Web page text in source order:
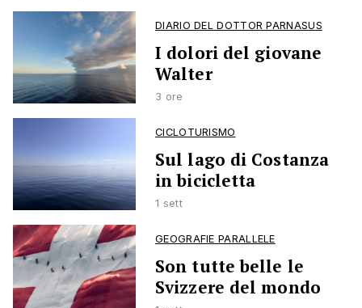
DIARIO DEL DOTTOR PARNASUS
I dolori del giovane
Walter
3 ore
CICLOTURISMO
Sul lago di Costanza
in bicicletta
1 sett
GEOGRAFIE PARALLELE
Son tutte belle le
Svizzere del mondo